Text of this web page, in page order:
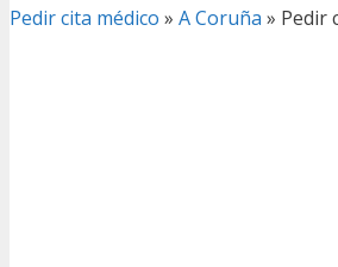
Pedir cita médico » A Coruña » Pedir